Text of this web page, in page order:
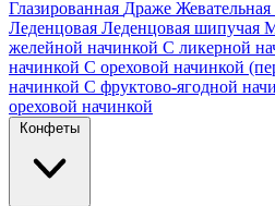
Глазированная Драже Жевательная
Леденцовая Леденцовая шипучая
желейной начинкой С ликерной
начинкой С ореховой начинкой
начинкой С фруктово-ягодной
ореховой начинкой
Конфеты